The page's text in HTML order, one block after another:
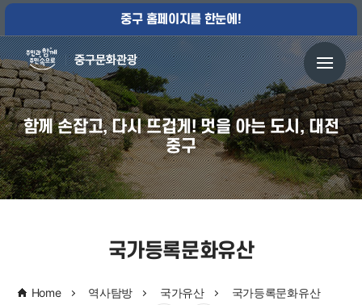
중구 홈페이지를 한눈에!
함께 손잡고, 다시 뜨겁게! 멋을 아는 도시, 대전
중구
국가등록문화유산
Home 역사탐방 국가유산 국가등록문화유산